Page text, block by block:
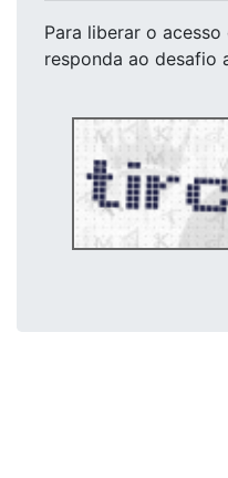
Para liberar o acesso
responda ao desafio